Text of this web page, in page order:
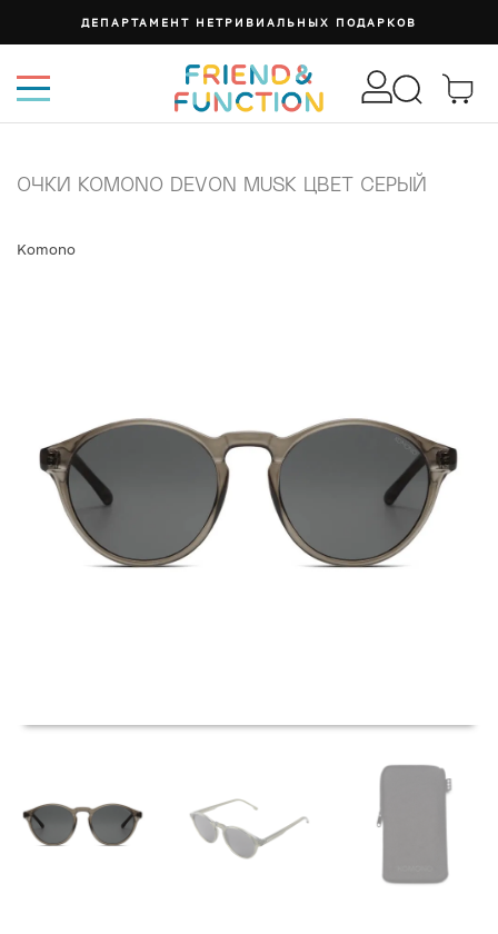
ДЕПАРТАМЕНТ НЕТРИВИАЛЬНЫХ ПОДАРКОВ
ОЧКИ KOMONO DEVON MUSK ЦВЕТ СЕРЫЙ
Komono